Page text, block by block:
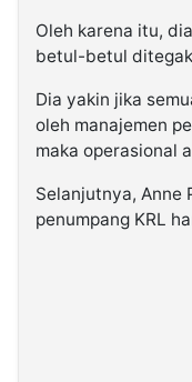
Oleh karena itu,
betul-betul
Dia yakin jika
oleh manajemen
maka operasional
Selanjutnya, Anne
penumpang KRL